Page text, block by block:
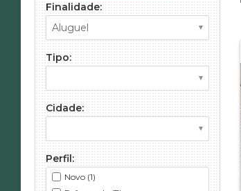
Finalidade:
Tipo:
Cidade:
Perfil:
Novo (1)